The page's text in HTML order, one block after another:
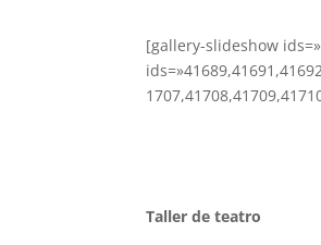
[gallery-slideshow
Taller de teatro